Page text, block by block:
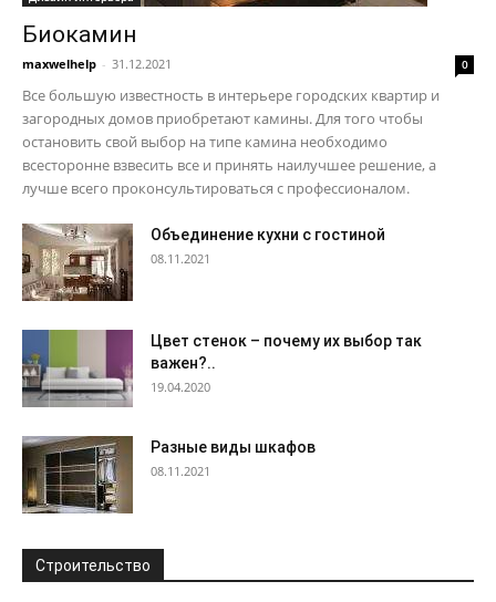
Биокамин
maxwelhelp - 31.12.2021 0
Все большую известность в интерьере городских квартир и
загородных домов приобретают камины. Для того чтобы
остановить свой выбор на типе камина необходимо
всесторонне взвесить все и принять наилучшее решение, а
лучше всего проконсультироваться с профессионалом.
Объединение кухни с гостиной
08.11.2021
Цвет стенок – почему их выбор так
важен?..
19.04.2020
Разные виды шкафов
08.11.2021
Строительство